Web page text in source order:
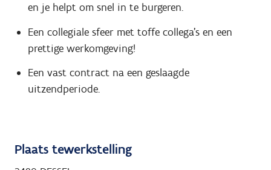
en je helpt om snel in te burgeren.
Een collegiale sfeer met toffe collega's en een
prettige werkomgeving!
Een vast contract na een geslaagde
uitzendperiode.
Plaats tewerkstelling